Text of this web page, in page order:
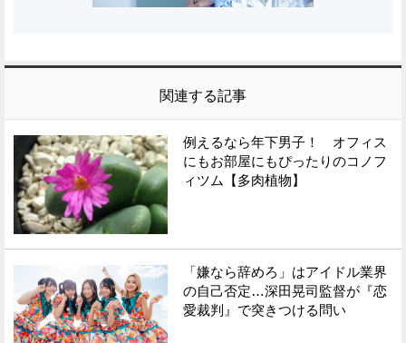
関連する記事
例えるなら年下男子！ オフィス
にもお部屋にもぴったりのコノフ
ィツム【多肉植物】
「嫌なら辞めろ」はアイドル業界
の自己否定…深田晃司監督が『恋
愛裁判』で突きつける問い